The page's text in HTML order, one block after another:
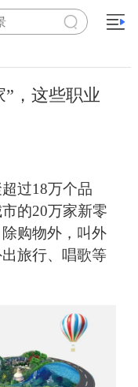
，这些职业
过18万个品
的20万家新零
购物外，叫外
旅行、唱歌等